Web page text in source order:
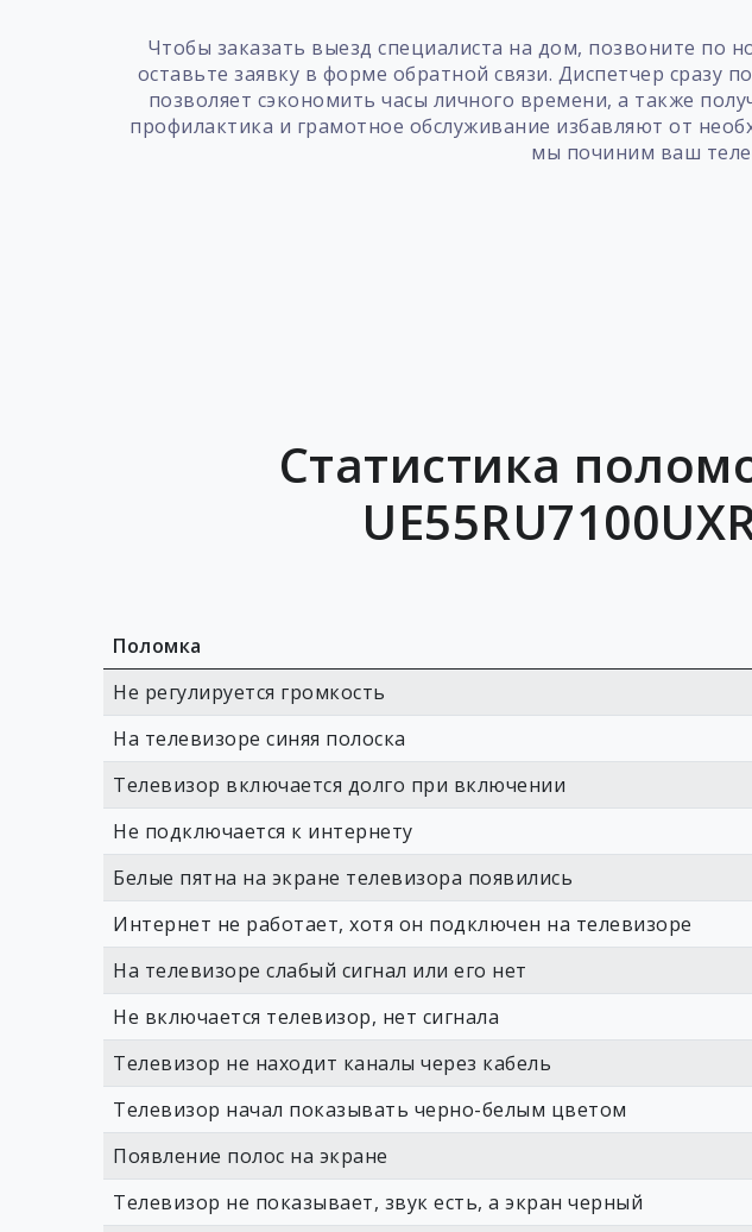
Чтобы заказать выезд специалиста на дом, позвоните по
оставьте заявку в форме обратной связи. Диспетчер сразу
позволяет сэкономить часы личного времени, а также
профилактика и грамотное обслуживание избавляют от
мы починим ваш
Статистика
Поломка
Не регулируется громкость
На телевизоре синяя полоска
Телевизор включается долго при включении
Не подключается к интернету
Белые пятна на экране телевизора появились
Интернет не работает, хотя он подключен на телевизоре
На телевизоре слабый сигнал или его нет
Не включается телевизор, нет сигнала
Телевизор не находит каналы через кабель
Телевизор начал показывать черно-белым цветом
Появление полос на экране
Телевизор не показывает, звук есть, а экран черный